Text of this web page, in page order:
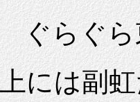
東
は副虹